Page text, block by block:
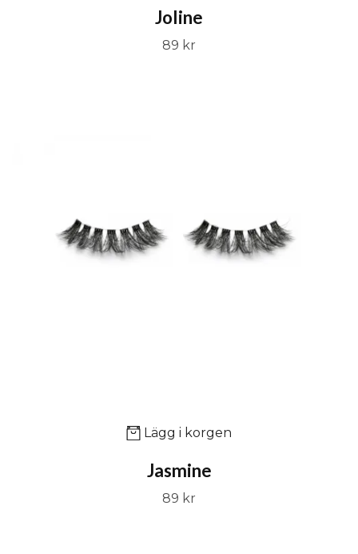
Joline
89 kr
Lägg i korgen
Jasmine
89 kr